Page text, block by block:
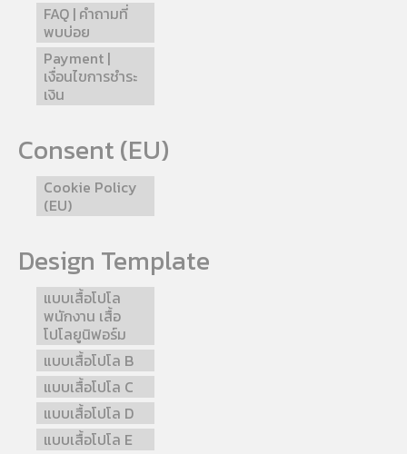
FAQ | คำถามที่
พบบ่อย
Payment |
เงื่อนไขการชำระ
เงิน
Consent (EU)
Cookie Policy
(EU)
Design Template
แบบเสื้อโปโล
พนักงาน เสื้อ
โปโลยูนิฟอร์ม
แบบเสื้อโปโล B
แบบเสื้อโปโล C
แบบเสื้อโปโล D
แบบเสื้อโปโล E